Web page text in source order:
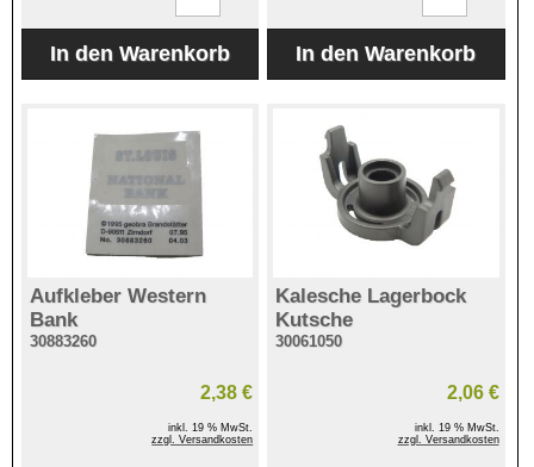
Aufkleber Western
Bank
30883260
2,38 €
inkl. 19 % MwSt.
zzgl. Versandkosten
Kalesche Lagerbock
Kutsche
30061050
2,06 €
inkl. 19 % MwSt.
zzgl. Versandkosten